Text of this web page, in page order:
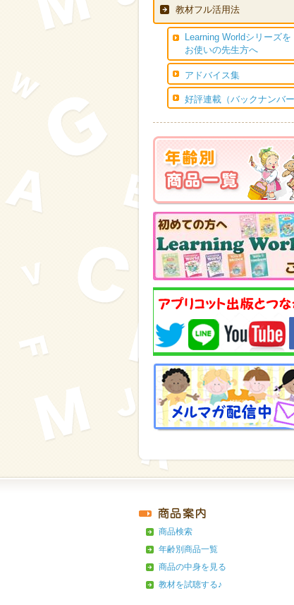
教材フル活用法
Learning Worldシリーズを
お使いの先生方へ
アドバイス集
好評連載（バックナンバー
商品検索
年齢別商品一覧
商品の中身を見る
教材を試聴する♪